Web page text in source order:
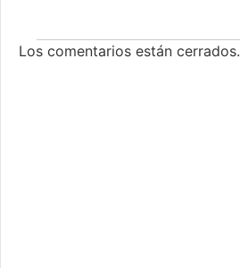
Los comentarios están cerrados.